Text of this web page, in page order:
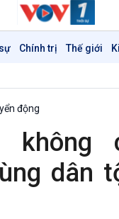
Chính trị Thế giới
động
không
dân